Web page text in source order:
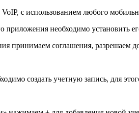
VoIP, с использованием любого
приложения необходимо установить
принимаем соглашения, разрешаем
создать учетную запись, для